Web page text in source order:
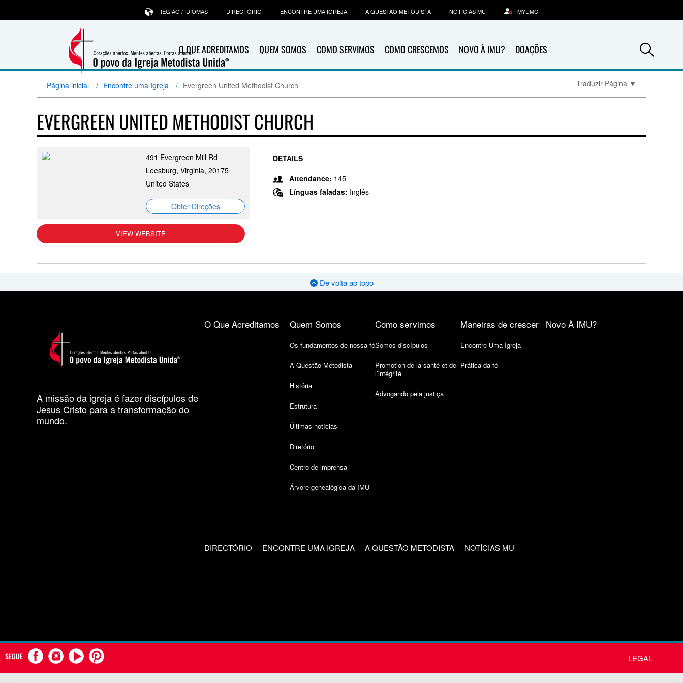
O QUE ACREDITAMOS QUEM SOMOS COMO SERVIMOS COMO CRESCEMOS NOVO À IMU? DOAÇÕES
REGIÃO / IDIOMAS DIRECTÓRIO ENCONTRE UMA IGREJA A QUESTÃO METODISTA NOTÍCIAS MU MYUMC
Página inicial Encontre uma Igreja Evergreen United Methodist Church Traduzir Página ▼
EVERGREEN UNITED METHODIST CHURCH
491 Evergreen Mill Rd
Leesburg, Virginia, 20175
United States
Obter Direções
VIEW WEBSITE
DETAILS
Attendance: 145
Línguas faladas: Inglês
De volta ao topo
A missão da igreja é fazer discípulos de
Jesus Cristo para a transformação do
mundo.
O Que Acreditamos Quem Somos
Os fundamentos de nossa fé
A Questão Metodista
História
Estrutura
Últimas notícias
Diretório
Centro de imprensa
Árvore genealógica da IMU
Como servimos
Somos discípulos
Promotion de la santé et de
l’intégrité
Advogando pela justiça
Maneiras de crescer
Encontre-Uma-Igreja
Prática da fé
Novo À IMU?
DIRECTÓRIO ENCONTRE UMA IGREJA A QUESTÃO METODISTA NOTÍCIAS MU
SEGUE LEGAL